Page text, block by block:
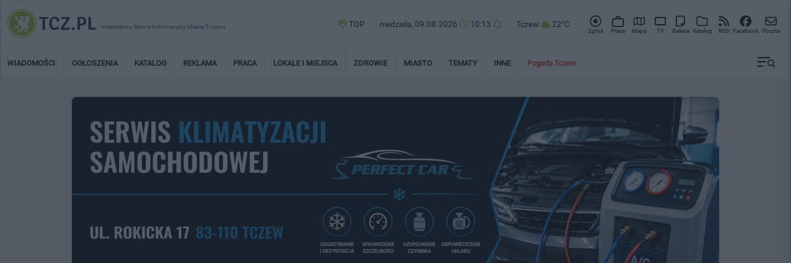
Internetowy Serwis Informacyjny Miasta Tczewa TOP niedziela, 09.08.2026 10:13 Tczew 22°C
Zgłoś Praca Mapa TV Galeria Katalog RSS Facebook Poczta
WIADOMOŚCI OGŁOSZENIA KATALOG REKLAMA PRACA LOKALE I MIEJSCA ZDROWIE MIASTO TEMATY INNE Pogoda Tczew